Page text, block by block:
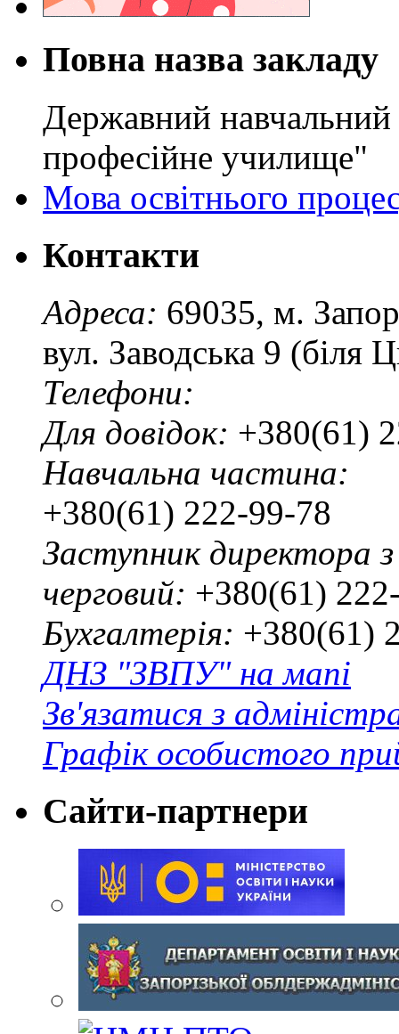
Повна назва закладу
Державний навчальний
професійне училище"
Мова освітнього
Контакти
Адреса: 69035, м.
вул. Заводська 9 (біля
Телефони:
Для довідок: +380(61)
Навчальна частина:
+380(61) 222-99-78
Заступник директора
черговий: +380(61)
Бухгалтерія: +380(61)
ДНЗ "ЗВПУ" на мапі
Зв'язатися з
Графік особистого
Сайти-партнери